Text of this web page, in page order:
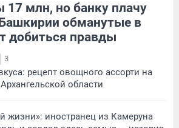
млн, но банку плачу
обманутые в
добиться правды
3
рецепт овощного ассорти на
области
жизни»: иностранец из Камеруна